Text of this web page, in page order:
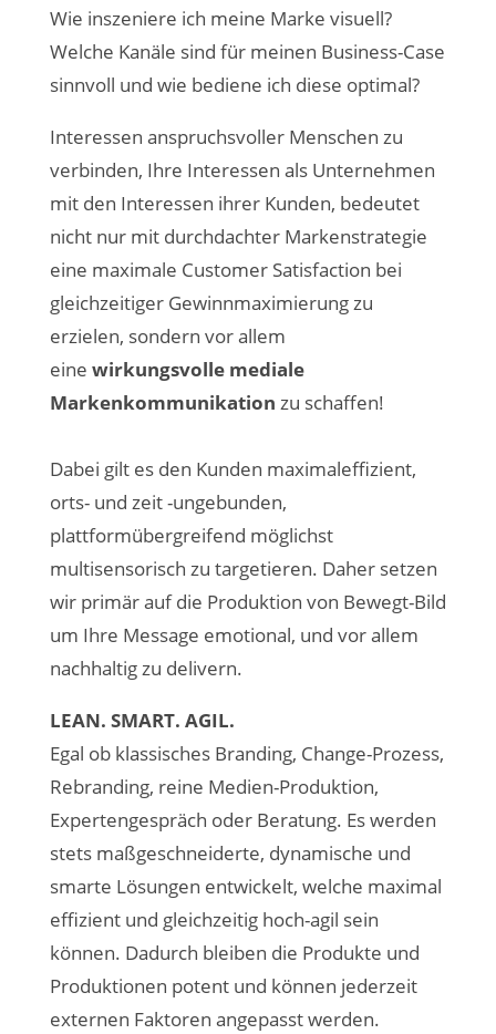
Wie inszeniere ich meine Marke visuell?
Welche Kanäle sind für meinen Business-Case
sinnvoll und wie bediene ich diese optimal?
Interessen anspruchsvoller Menschen zu
verbinden, Ihre Interessen als Unternehmen
mit den Interessen ihrer Kunden, bedeutet
nicht nur mit durchdachter Markenstrategie
eine maximale Customer Satisfaction bei
gleichzeitiger Gewinnmaximierung zu
erzielen, sondern vor allem
eine wirkungsvolle mediale
Markenkommunikation zu schaffen!
Dabei gilt es den Kunden maximaleffizient,
orts- und zeit -ungebunden,
plattformübergreifend möglichst
multisensorisch zu targetieren. Daher setzen
wir primär auf die Produktion von Bewegt-Bild
um Ihre Message emotional, und vor allem
nachhaltig zu delivern.
LEAN. SMART. AGIL.
Egal ob klassisches Branding, Change-Prozess,
Rebranding, reine Medien-Produktion,
Expertengespräch oder Beratung. Es werden
stets maßgeschneiderte, dynamische und
smarte Lösungen entwickelt, welche maximal
effizient und gleichzeitig hoch-agil sein
können. Dadurch bleiben die Produkte und
Produktionen potent und können jederzeit
externen Faktoren angepasst werden.